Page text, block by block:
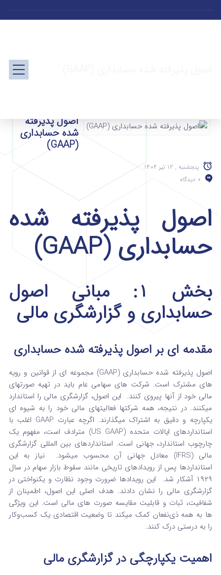
اصول پذیرفته‌
شده حسابداری
(GAAP)
پنجشنبه , 12 تیر 1404
0 دیدگاه
اصول پذیرفته‌ شده
حسابداری (GAAP)
بخش ۱: مبانی اصول
حسابداری و گزارشگری مالی
مقدمه‌ ای بر اصول پذیرفته‌ شده حسابداری
اصول پذیرفته‌ شده حسابداری (GAAP) مجموعه‌ ای از قوانین و رویه‌
های مشترک است. شرکت‌ های سهامی عام باید در تهیه صورتهای
مالی خود از آنها پیروی کنند. این اصول، گزارشگری مالی را استاندارد
میکنند. در نتیجه، همه شرکتها فعالیتهای مالی خود را به شیوه‌ ای
یکپارچه و دقیق به اشتراک میگذارند.
اگرچه عبارت GAAP اغلب با
استانداردهای ایالات متحده (US GAAP) مترادف است، مفهوم یک
چارچوب استاندارد، جهانی است. استانداردهای بین المللی گزارشگری
مالی (IFRS) معادل جهانی آن محسوب میشود.
نیاز به این
استانداردها پس از رویدادهای تاریخی مانند سقوط بازار سهام در سال
۱۹۲۹ آشکار شد.
این رویدادها ضرورت وجود نظارت و یکنواختی در
گزارشگری مالی را نشان دادند. هدف اصلی این اصول، اطمینان از
شفافیت، ثبات و قابلیت مقایسه صورت‌ های مالی است. این ویژگی‌
ها به همه ذی‌نفعان کمک میکند تا وضعیت اقتصادی یک کسب‌وکار
را به درستی درک کنند.
اهمیت یکپارچگی در گزارشگری مالی